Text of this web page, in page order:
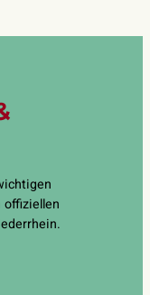
offiziellen